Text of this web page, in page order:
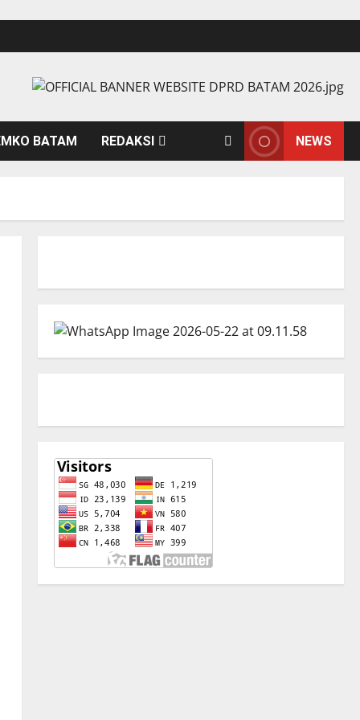
BATAM REDAKSI NEWS